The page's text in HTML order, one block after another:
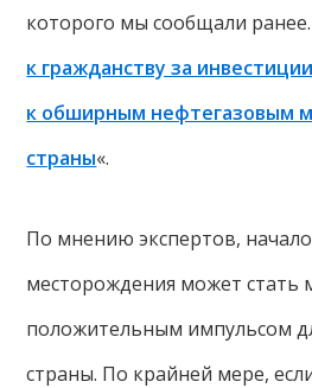
которого мы сообщали
к гражданству за
к обширным нефтегазовым
страны«.
По мнению экспертов,
месторождения может
положительным импульсом
страны. По крайней мере,